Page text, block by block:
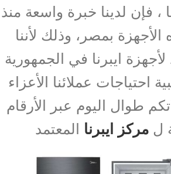
، فإن لدينا خبرة واسعة منذ
الأجهزة بمصر، وذلك لأننا
لأجهزة ايبرنا في الجمهورية
احتياجات عملائنا الأعزاء
طوال اليوم عبر الأرقام
ل مركز ايبرنا المعتمد